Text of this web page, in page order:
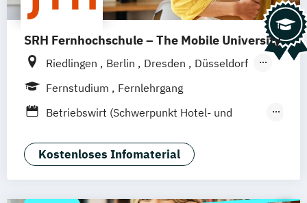
SRH Fernhochschule – The Mobile University
Riedlingen Berlin Dresden
Düsseldorf
Hamburg
Hannover Köln
Mannheim
Wertheim Wien
Frankfurt am Main Hamm Zürich
Fernstudium
Fernlehrgang
Betriebswirt (Schwerpunkt Hotel- und
Betriebswirtschaft und Hotelmanagement
Kostenloses Infomaterial